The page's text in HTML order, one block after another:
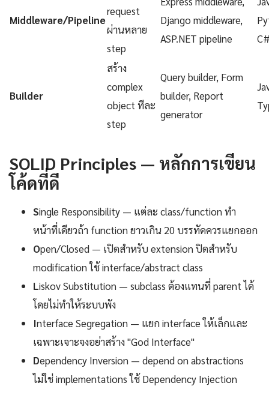
Middleware/Pipeline
request
ผ่านหลาย
step
Django middleware,
ASP.NET pipeline
Builder
สร้าง
complex
object ทีละ
step
Query builder, Form
builder, Report
generator
SOLID Principles — หลักการเขียน
โค้ดที่ดี
Single Responsibility — แต่ละ class/function ทำ
หน้าที่เดียวถ้า function ยาวเกิน 20 บรรทัดควรแยกออก
Open/Closed — เปิดสำหรับ extension ปิดสำหรับ
modification ใช้ interface/abstract class
Liskov Substitution — subclass ต้องแทนที่ parent ได้
โดยไม่ทำให้ระบบพัง
Interface Segregation — แยก interface ให้เล็กและ
เฉพาะเจาะจงอย่าสร้าง "God Interface"
Dependency Inversion — depend on abstractions
ไม่ใช่ implementations ใช้ Dependency Injection